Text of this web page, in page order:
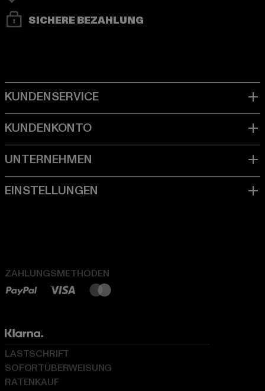
SICHERE BEZAHLUNG
ZAHLUNGSMETHODEN
LASTSCHRIFT
SOFORTÜBERWEISUNG
RATENKAUF